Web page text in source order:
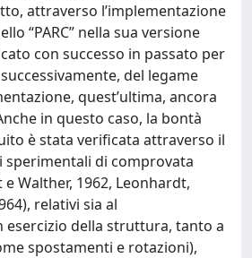
attraverso l’implementazione
“PARC” nella sua versione
con successo in passato per
del legame
quest’ultima, ancora
in questo caso, la bontà
è stata verificata attraverso il
di comprovata
Walther, 1962, Leonhardt,
relativi sia al
della struttura, tanto a
spostamenti e rotazioni),